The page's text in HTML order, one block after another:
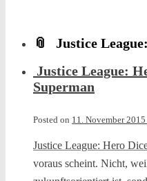
Justice
Justice League:
Superman
Posted on 11. November
Justice League: Hero
voraus scheint. Nicht,